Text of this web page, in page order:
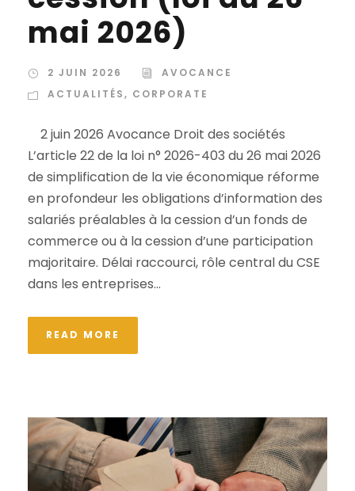
mai 2026)
2 JUIN 2026
AVOCANCE
ACTUALITÉS, CORPORATE
2 juin 2026 Avocance Droit des sociétés
L’article 22 de la loi n° 2026-403 du 26 mai 2026
de simplification de la vie économique réforme
en profondeur les obligations d’information des
salariés préalables à la cession d’un fonds de
commerce ou à la cession d’une participation
majoritaire. Délai raccourci, rôle central du CSE
dans les entreprises...
READ MORE